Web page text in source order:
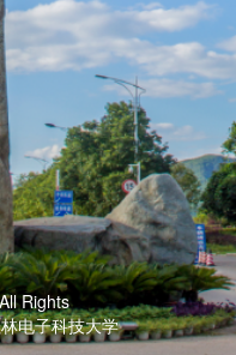
Rights
电子科技大学